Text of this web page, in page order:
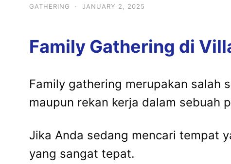
GATHERING · JANUARY 2, 2025
Family Gathering di
Family gathering merupakan salah
maupun rekan kerja dalam sebuah
Jika Anda sedang mencari tempat
yang sangat tepat.